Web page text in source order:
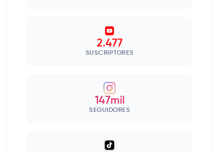
2.477
SUSCRIPTORES
147mil
SEGUIDORES